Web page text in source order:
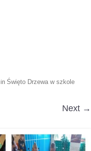
in Święto Drzewa w szkole
Next →